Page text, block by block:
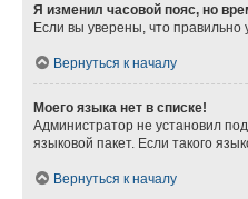
Я изменил часовой пояс, но
Если вы уверены, что
Вернуться к началу
Моего языка нет в списке!
Администратор не установил
языковой пакет. Если такого
Вернуться к началу